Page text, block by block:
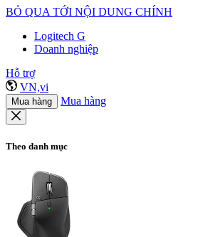
BỎ QUA TỚI NỘI DUNG CHÍNH
Logitech G
Doanh nghiệp
Hỗ trợ
VN,vi
Mua hàng Mua hàng
Theo danh mục